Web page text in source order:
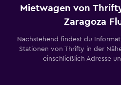
Mietwagen von
Zaragoza
Nachstehend findest du
Stationen von Thrifty in der
einschließlich Adresse